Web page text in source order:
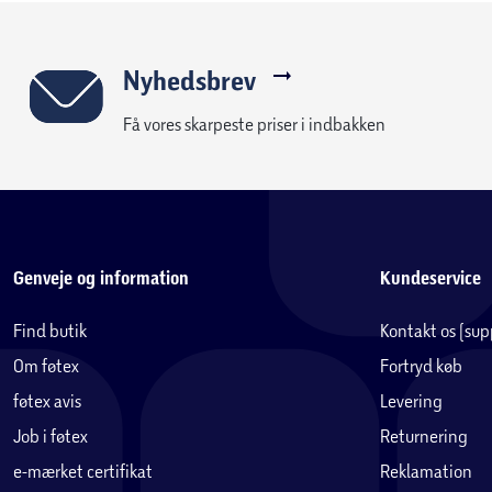
Nyhedsbrev
Få vores skarpeste priser i indbakken
Genveje og information
Find butik
Om føtex
føtex avis
Job i føtex
e-mærket certifikat
Kundeservice
Kontakt os
Fortryd køb
Levering
Returnering
Reklamation